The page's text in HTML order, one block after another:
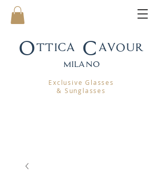
Ottica Cavour
milano
Exclusive Glasses
& Sunglasses